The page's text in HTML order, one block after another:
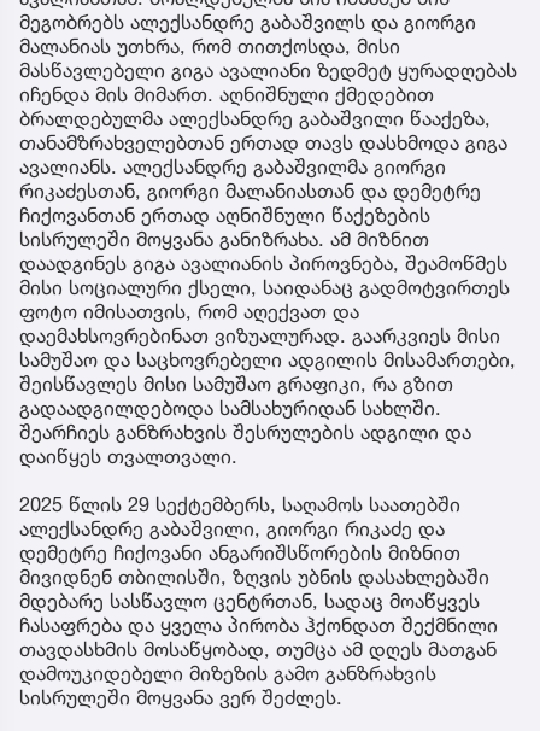
მეგობრებს ალექსანდრე გაბაშვილს და გიორგი
მალანიას უთხრა, რომ თითქოსდა, მისი
მასწავლებელი გიგა ავალიანი ზედმეტ ყურადღებას
იჩენდა მის მიმართ. აღნიშნული ქმედებით
ბრალდებულმა ალექსანდრე გაბაშვილი წააქეზა,
თანამზრახველებთან ერთად თავს დასხმოდა გიგა
ავალიანს. ალექსანდრე გაბაშვილმა გიორგი
რიკაძესთან, გიორგი მალანიასთან და დემეტრე
ჩიქოვანთან ერთად აღნიშნული წაქეზების
სისრულეში მოყვანა განიზრახა. ამ მიზნით
დაადგინეს გიგა ავალიანის პიროვნება, შეამოწმეს
მისი სოციალური ქსელი, საიდანაც გადმოტვირთეს
ფოტო იმისათვის, რომ აღექვათ და
დაემახსოვრებინათ ვიზუალურად. გაარკვიეს მისი
სამუშაო და საცხოვრებელი ადგილის მისამართები,
შეისწავლეს მისი სამუშაო გრაფიკი, რა გზით
გადაადგილდებოდა სამსახურიდან სახლში.
შეარჩიეს განზრახვის შესრულების ადგილი და
დაიწყეს თვალთვალი.
2025 წლის 29 სექტემბერს, საღამოს საათებში
ალექსანდრე გაბაშვილი, გიორგი რიკაძე და
დემეტრე ჩიქოვანი ანგარიშსწორების მიზნით
მივიდნენ თბილისში, ზღვის უბნის დასახლებაში
მდებარე სასწავლო ცენტრთან, სადაც მოაწყვეს
ჩასაფრება და ყველა პირობა ჰქონდათ შექმნილი
თავდასხმის მოსაწყობად, თუმცა ამ დღეს მათგან
დამოუკიდებელი მიზეზის გამო განზრახვის
სისრულეში მოყვანა ვერ შეძლეს.